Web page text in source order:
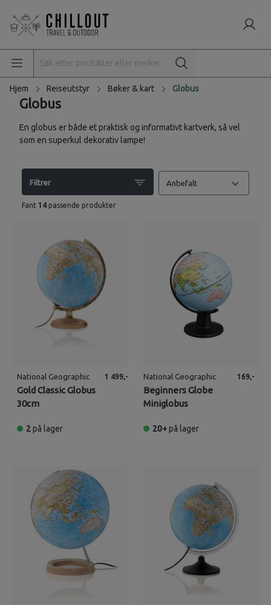
Hjem Reiseutstyr Bøker & kart Globus
Globus
En globus er både et praktisk og informativt kartverk, så vel
som en superkul dekorativ lampe!
Filtrer Anbefalt
Fant 14passende produkter
National Geographic
Gold Classic Globus
30cm
1 499,-
2på lager
National Geographic
Beginners Globe
Miniglobus
169,-
20+på lager